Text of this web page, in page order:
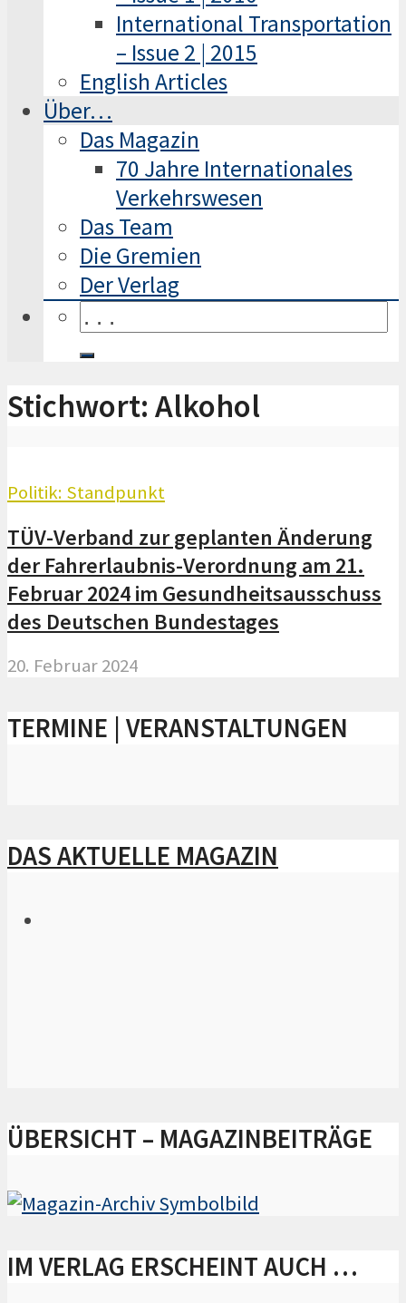
International Transportation
– Issue 2 | 2015
English Articles
Über…
Das Magazin
70 Jahre Internationales
Verkehrswesen
Das Team
Die Gremien
Der Verlag
Stichwort: Alkohol
Politik: Standpunkt
TÜV-Verband zur geplanten Änderung
der Fahrerlaubnis-Verordnung am 21.
Februar 2024 im Gesundheitsausschuss
des Deutschen Bundestages
20. Februar 2024
TERMINE | VERANSTALTUNGEN
DAS AKTUELLE MAGAZIN
ÜBERSICHT – MAGAZINBEITRÄGE
IM VERLAG ERSCHEINT AUCH …